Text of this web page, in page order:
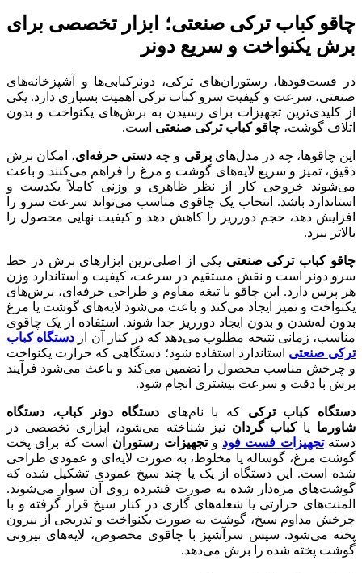
چاقو کباب ترکی صنعتی؛ ابزار تخصصی برای
برش یکنواخت و سریع دونر
در فست‌فودها، رستوران‌های ترکی، دونرکبابی‌ها و آشپزخانه‌های
صنعتی، سرعت و کیفیت سرو کباب ترکی اهمیت بسیاری دارد. یکی
از کلیدی‌ترین تجهیزات برای رسیدن به برش‌های یکنواخت و بدون
اتلاف گوشت، چاقو کباب ترکی صنعتی است.
این چاقوها، چه در مدل‌هایبرقی و چه دستی حرفه‌ای، امکان برش
دقیق، تمیز و سریع لایه‌های گوشت و مرغ را فراهم می‌کنند و باعث
می‌شوند خروجی کار از نظر ظاهری و وزنی کاملاً یکدست و
استاندارد باشد. انتخاب یک چاقوی مناسب می‌تواند سرعت سرو را
افزایش دهد، حجم دورریز را کاهش دهد و کیفیت نهایی محصول را
بالاتر ببرد.
چاقو کباب ترکی صنعتی یکی از اصلی‌ترین ابزارهای برش در خط
سرو دونر است و نقش مستقیم در سرعت، کیفیت و استاندارد وزن
هر پرس دارد. این چاقو با تیغه مقاوم و طراحی حرفه‌ای، برش‌های
یکنواخت و تمیز ایجاد می‌کند و باعث می‌شود لایه‌های گوشت یا مرغ
بدون له‌شدن و بدون ایجاد دورریز جدا شوند. استفاده از یک چاقوی
مناسب، زمانی نتیجه مطلوب می‌دهد که در کنار آن از دستگاه کباب
ترکی صنعتی استاندارد استفاده شود؛ دستگاهی که حرارت یکنواخت
و چرخش مناسب محصول را تضمین می‌کند و باعث می‌شود فرآیند
برش با دقت و سرعت بیشتری انجام شود.
دستگاه کباب ترکی که با نام‌های دستگاه دونر کباب، دستگاه
شاورما یاکباب گردان نیز شناخته می‌شود، ابزاری تخصصی در
دستهتجهیزات فست فود وتجهیزات رستوران است که برای پخت
گوشت مرغ، گوساله یا مخلوط، به صورت لایه‌ای و عمودی طراحی
شده است. این دستگاه از یک یا چند سیخ عمودی تشکیل شده که
گوشت‌های مزه‌دار شده به صورت فشرده روی آن سوار می‌شوند.
المنت‌های حرارتی یا شعله‌های گازی در کنار سیخ قرار گرفته و با
چرخش مداوم سیخ، گوشت به صورت یکنواخت و تدریجی از بیرون
پخته می‌شود. سپس سرآشپز با چاقوی مخصوص، لایه‌های بیرونی
گوشت پخته شده را برش می‌دهد.